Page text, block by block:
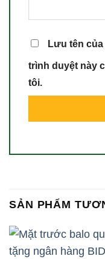
Lưu tên
trình duyệt này
tôi.
SẢN PHẨM